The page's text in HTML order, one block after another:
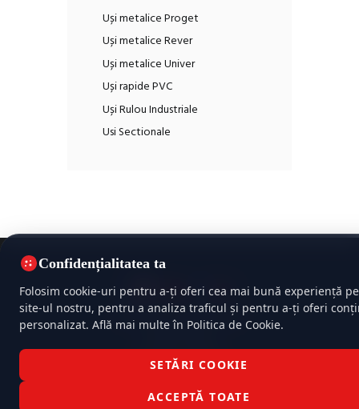
Uși metalice Proget
Uși metalice Rever
Uși metalice Univer
Uși rapide PVC
Uși Rulou Industriale
Usi Sectionale
Politica de confidențialitate
Termeni și condiții
TehnoIsoFire © 2026 Toate drepturile rezervate |
Dezvoltat cu♥XHOUSE
Confidențialitatea ta
Folosim cookie-uri pentru a-ți oferi cea mai bună experiență pe
site-ul nostru, pentru a analiza traficul și pentru a-ți oferi
personalizat. Află mai multe în Politica de Cookie.
SETĂRI COOKIE
ACCEPTĂ TOATE